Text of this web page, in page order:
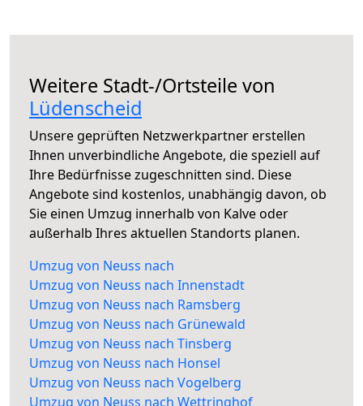
Weitere Stadt-/Ortsteile von
Lüdenscheid
Unsere geprüften Netzwerkpartner erstellen
Ihnen unverbindliche Angebote, die speziell auf
Ihre Bedürfnisse zugeschnitten sind. Diese
Angebote sind kostenlos, unabhängig davon, ob
Sie einen Umzug innerhalb von Kalve oder
außerhalb Ihres aktuellen Standorts planen.
Umzug von Neuss nach
Umzug von Neuss nach Innenstadt
Umzug von Neuss nach Ramsberg
Umzug von Neuss nach Grünewald
Umzug von Neuss nach Tinsberg
Umzug von Neuss nach Honsel
Umzug von Neuss nach Vogelberg
Umzug von Neuss nach Wettringhof